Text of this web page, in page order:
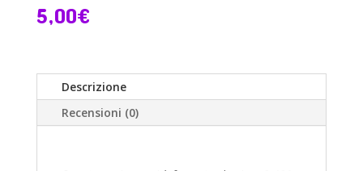
5,00€
Descrizione
Recensioni (0)